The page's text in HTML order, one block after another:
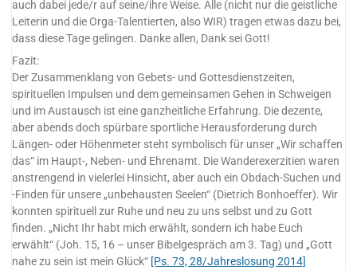
auch dabei jede/r auf seine/ihre Weise. Alle (nicht nur die geistliche
Leiterin und die Orga-Talentierten, also WIR) tragen etwas dazu bei,
dass diese Tage gelingen. Danke allen, Dank sei Gott!
Fazit:
Der Zusammenklang von Gebets- und Gottesdienstzeiten,
spirituellen Impulsen und dem gemeinsamen Gehen in Schweigen
und im Austausch ist eine ganzheitliche Erfahrung. Die dezente,
aber abends doch spürbare sportliche Herausforderung durch
Längen- oder Höhenmeter steht symbolisch für unser „Wir schaffen
das“ im Haupt-, Neben- und Ehrenamt. Die Wanderexerzitien waren
anstrengend in vielerlei Hinsicht, aber auch ein Obdach-Suchen und
-Finden für unsere „unbehausten Seelen“ (Dietrich Bonhoeffer). Wir
konnten spirituell zur Ruhe und neu zu uns selbst und zu Gott
finden. „Nicht Ihr habt mich erwählt, sondern ich habe Euch
erwählt“ (Joh. 15, 16 – unser Bibelgespräch am 3. Tag) und „Gott
nahe zu sein ist mein Glück“ [Ps. 73, 28/Jahreslosung 2014]